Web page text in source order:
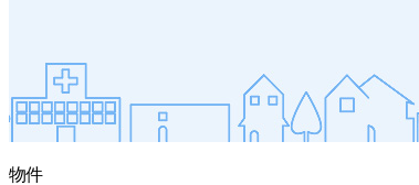
物件